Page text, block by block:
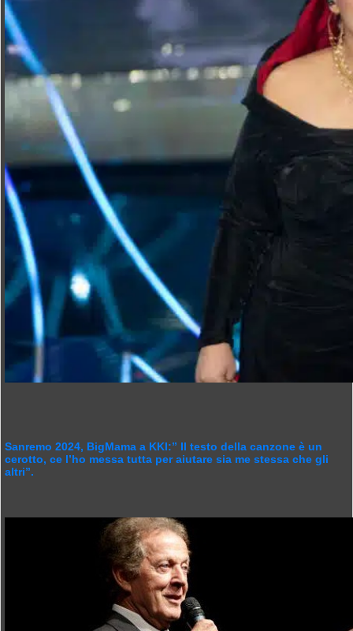
Sanremo 2024, BigMama a KKI:” Il testo della canzone è un
cerotto, ce l’ho messa tutta per aiutare sia me stessa che gli
altri”.